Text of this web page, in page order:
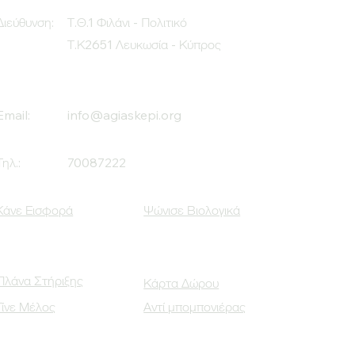
Τ.Θ.1 Φιλάνι - Πολιτικό
Τ.Κ2651 Λευκωσία - Κύπρος
info@agiaskepi.org
70087222
Εισφορά Ψώνισε Βιολογικά
Στήριξης
Μέλος
Κάρτα Δώρου
Αντί μπομπονιέρας